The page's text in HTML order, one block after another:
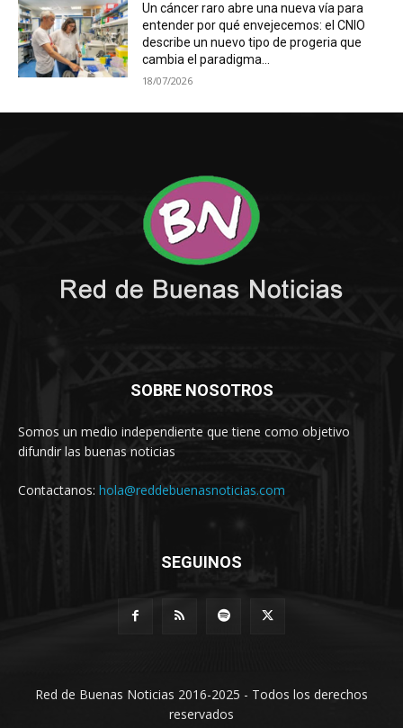
Un cáncer raro abre una nueva vía para
entender por qué envejecemos: el CNIO
describe un nuevo tipo de progeria que
cambia el paradigma...
18/07/2026
SOBRE NOSOTROS
Somos un medio independiente que tiene como objetivo
difundir las buenas noticias
Contactanos: hola@reddebuenasnoticias.com
SEGUINOS
Red de Buenas Noticias 2016-2025 - Todos los derechos
reservados